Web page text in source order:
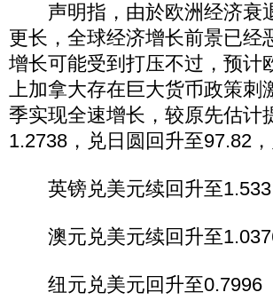
声明指，由於欧洲经济衰
更长，全球经济增长前景已经
增长可能受到打压不过，预计
上加拿大存在巨大货币政策刺
季实现全速增长，较原先估计
1.2738，兑日圆回升至97.82
英镑兑美元续回升至1.533
澳元兑美元续回升至
纽元兑美元回升至0.7996